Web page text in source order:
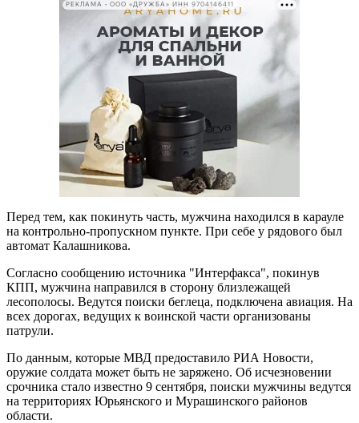
РЕКЛАМА • ООО «ДРУЖБА» ИНН 9704146411
Перед тем, как покинуть часть, мужчина находился в карауле
на контрольно-пропускном пункте. При себе у рядового был
автомат Калашникова.
Согласно сообщению источника "Интерфакса", покинув
КПП, мужчина направился в сторону близлежащей
лесополосы. Ведутся поиски беглеца, подключена авиация. На
всех дорогах, ведущих к воинской части организованы
патрули.
По данным, которые МВД предоставило РИА Новости,
оружие солдата может быть не заряжено. Об исчезновении
срочника стало известно 9 сентября, поиски мужчины ведутся
на территориях Юрьянского и Мурашинского районов
области.